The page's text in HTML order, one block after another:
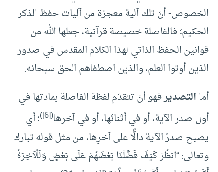
الخصوص- أنّ تلك آلية معجزة من آليات حفظ الذكر
الحكيم؛ فالفاصلة خصيصة قرآنية، جعلها الله من
قوانين الحفظ الذاتي لهذا الكلام المقدس في صدور
الذين أوتوا العلم، والذين اصطفاهم الحق سبحانه.
أماالتصديرفهو أنْ تتقدّم لفظة الفاصلة بمادتها في
أول صدر الآية، أو في أثنائها، أو في آخرها(
[6]
)؛ أي
يصبح صدرُ الآية دالًّا على آخرِها، من مثل قوله تبارك
وتعالى: “انظُرْ كَيْفَ فَضَّلْنَا بَعْضَهُمْ عَلَىٰ بَعْضٍ وَلَلْآخِرَةُ